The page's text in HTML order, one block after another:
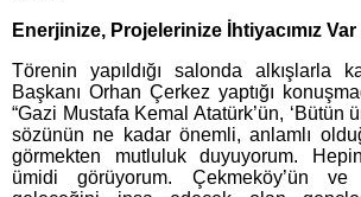
Enerjinize, Projelerinize İhtiyacımız Var
Törenin yapıldığı salonda alkışlarla
Başkanı Orhan Çerkez yaptığı
“Gazi Mustafa Kemal Atatürk’ün, ‘Bütün
sözünün ne kadar önemli, anlamlı
görmekten mutluluk duyuyorum.
ümidi görüyorum. Çekmeköy’ün